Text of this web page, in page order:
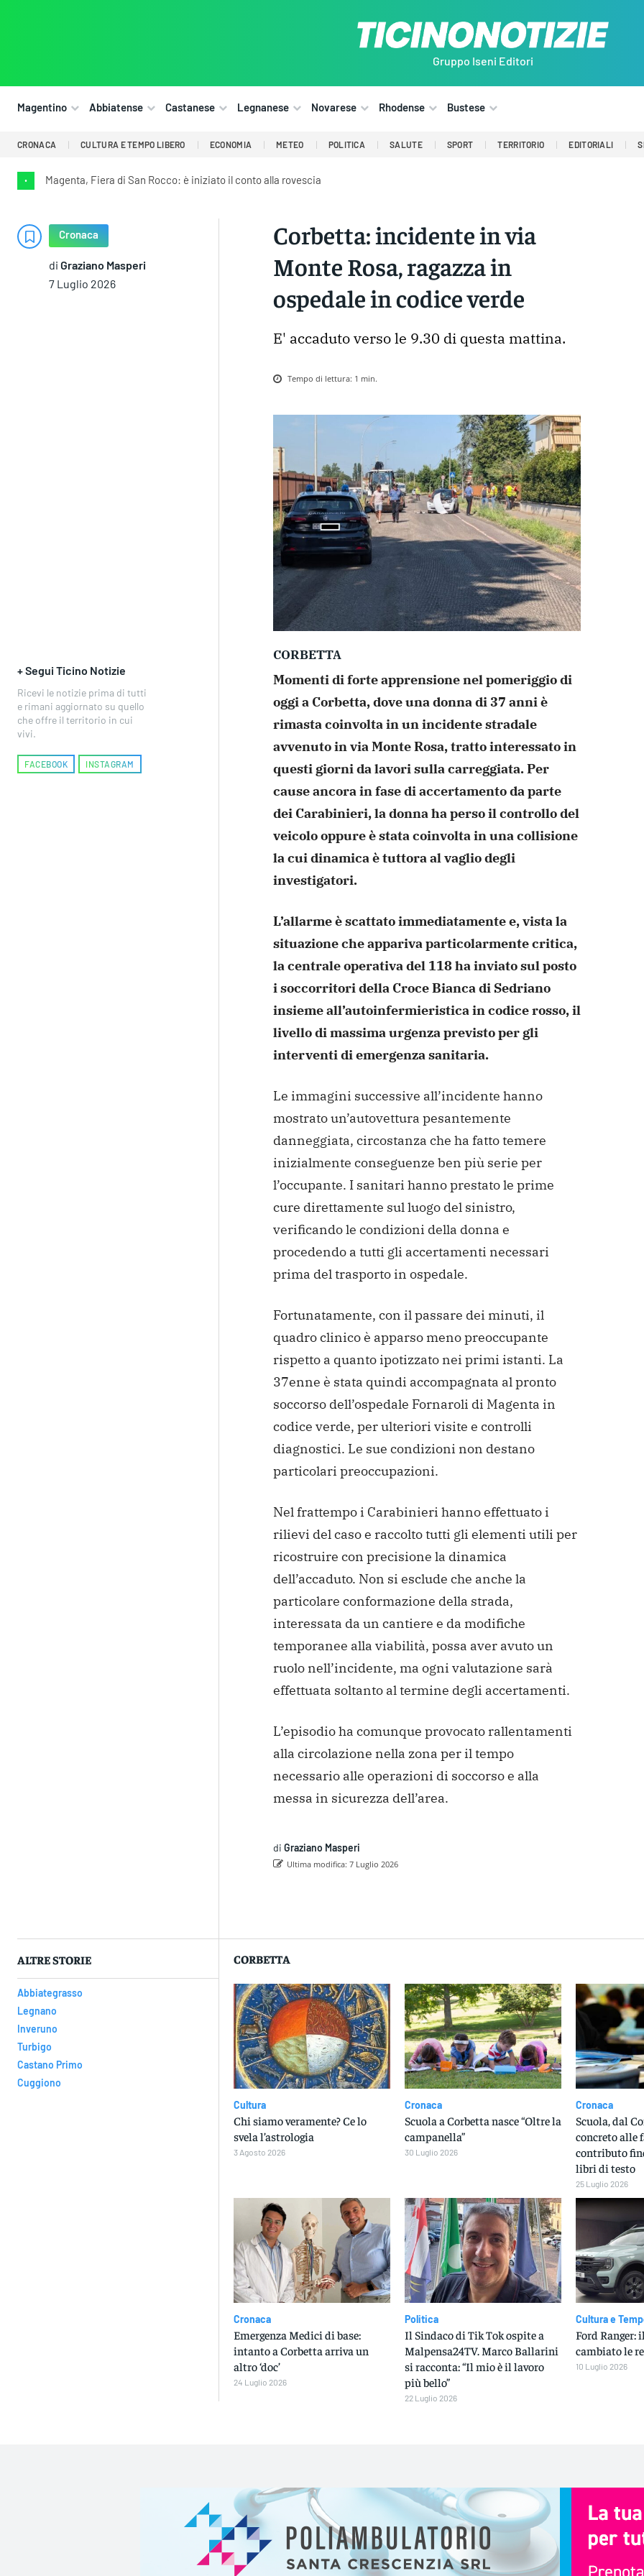
Gruppo Iseni Editori
Magentino Abbiatense Castanese Legnanese Novarese Rhodense Bustese
CRONACA CULTURA E TEMPO LIBERO ECONOMIA METEO POLITICA SALUTE SPORT TERRITORIO EDITORIALI
• Magenta, Fiera di San Rocco: è iniziato il conto alla rovescia
Cronaca
di Graziano Masperi
7 Luglio 2026
Corbetta: incidente in via
Monte Rosa, ragazza in
ospedale in codice verde
E' accaduto verso le 9.30 di questa mattina.
Tempo di lettura: 1 min.
+ Segui Ticino Notizie
Ricevi le notizie prima di tutti
e rimani aggiornato su quello
che offre il territorio in cui
vivi.
FACEBOOK INSTAGRAM
CORBETTA
Momenti di forte apprensione nel pomeriggio di
oggi a Corbetta, dove una donna di 37 anni è
rimasta coinvolta in un incidente stradale
avvenuto in via Monte Rosa, tratto interessato in
questi giorni da lavori sulla carreggiata. Per
cause ancora in fase di accertamento da parte
dei Carabinieri, la donna ha perso il controllo del
veicolo oppure è stata coinvolta in una collisione
la cui dinamica è tuttora al vaglio degli
investigatori.
L’allarme è scattato immediatamente e, vista la
situazione che appariva particolarmente critica,
la centrale operativa del 118 ha inviato sul posto
i soccorritori della Croce Bianca di Sedriano
insieme all’autoinfermieristica in codice rosso, il
livello di massima urgenza previsto per gli
interventi di emergenza sanitaria.
Le immagini successive all’incidente hanno
mostrato un’autovettura pesantemente
danneggiata, circostanza che ha fatto temere
inizialmente conseguenze ben più serie per
l’occupante. I sanitari hanno prestato le prime
cure direttamente sul luogo del sinistro,
verificando le condizioni della donna e
procedendo a tutti gli accertamenti necessari
prima del trasporto in ospedale.
Fortunatamente, con il passare dei minuti, il
quadro clinico è apparso meno preoccupante
rispetto a quanto ipotizzato nei primi istanti. La
37enne è stata quindi accompagnata al pronto
soccorso dell’ospedale Fornaroli di Magenta in
codice verde, per ulteriori visite e controlli
diagnostici. Le sue condizioni non destano
particolari preoccupazioni.
Nel frattempo i Carabinieri hanno effettuato i
rilievi del caso e raccolto tutti gli elementi utili per
ricostruire con precisione la dinamica
dell’accaduto. Non si esclude che anche la
particolare conformazione della strada,
interessata da un cantiere e da modifiche
temporanee alla viabilità, possa aver avuto un
ruolo nell’incidente, ma ogni valutazione sarà
effettuata soltanto al termine degli accertamenti.
L’episodio ha comunque provocato rallentamenti
alla circolazione nella zona per il tempo
necessario alle operazioni di soccorso e alla
messa in sicurezza dell’area.
di Graziano Masperi
Ultima modifica: 7 Luglio 2026
ALTRE STORIE
Abbiategrasso
Legnano
Inveruno
Turbigo
Castano Primo
Cuggiono
CORBETTA
Cultura
Chi siamo veramente? Ce lo
svela l’astrologia
3 Agosto 2026
Cronaca
Scuola a Corbetta nasce “Oltre la
campanella”
30 Luglio 2026
Cronaca
Scuola, dal
concreto alle
contributo
libri di testo
25 Luglio 2026
Cronaca
Emergenza Medici di base:
intanto a Corbetta arriva un
altro ‘doc’
24 Luglio 2026
Politica
Il Sindaco di Tik Tok ospite a
Malpensa24TV. Marco Ballarini
si racconta: “Il mio è il lavoro
più bello”
22 Luglio 2026
Cultura e
Ford Ranger:
cambiato le
10 Luglio 2026